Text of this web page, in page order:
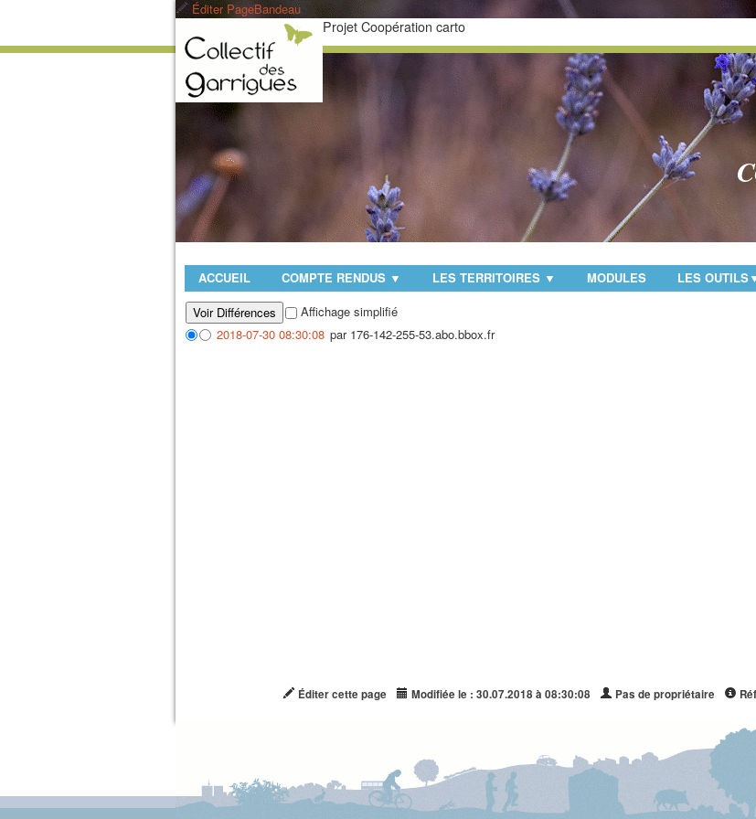
Éditer PageBandeau
Projet Coopération carto
ACCUEIL COMPTE RENDUS ▼ LES TERRITOIRES ▼ MODULES LES OUTILS
Affichage simplifié
2018-07-30 08:30:08 par 176-142-255-53.abo.bbox.fr
Éditer cette page Modifiée le : 30.07.2018 à 08:30:08 Pas de propriétaire